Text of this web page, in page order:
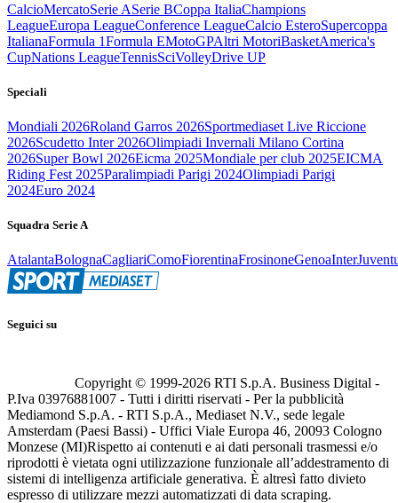
CalcioMercatoSerie ASerie BCoppa ItaliaChampions
LeagueEuropa LeagueConference LeagueCalcio EsteroSupercoppa
ItalianaFormula 1Formula EMotoGPAltri MotoriBasketAmerica's
CupNations LeagueTennisSciVolleyDrive UP
Speciali
Mondiali 2026Roland Garros 2026Sportmediaset Live Riccione
2026Scudetto Inter 2026Olimpiadi Invernali Milano Cortina
2026Super Bowl 2026Eicma 2025Mondiale per club 2025EICMA
Riding Fest 2025Paralimpiadi Parigi 2024Olimpiadi Parigi
2024Euro 2024
Squadra Serie A
AtalantaBolognaCagliariComoFiorentinaFrosinoneGenoaInter
Seguici su
Copyright © 1999-2026 RTI S.p.A. Business Digital -
P.Iva 03976881007 - Tutti i diritti riservati - Per la pubblicità
Mediamond S.p.A. - RTI S.p.A., Mediaset N.V., sede legale
Amsterdam (Paesi Bassi) - Uffici Viale Europa 46, 20093 Cologno
Monzese (MI)Rispetto ai contenuti e ai dati personali trasmessi e/o
riprodotti è vietata ogni utilizzazione funzionale all’addestramento di
sistemi di intelligenza artificiale generativa. È altresì fatto divieto
espresso di utilizzare mezzi automatizzati di data scraping.